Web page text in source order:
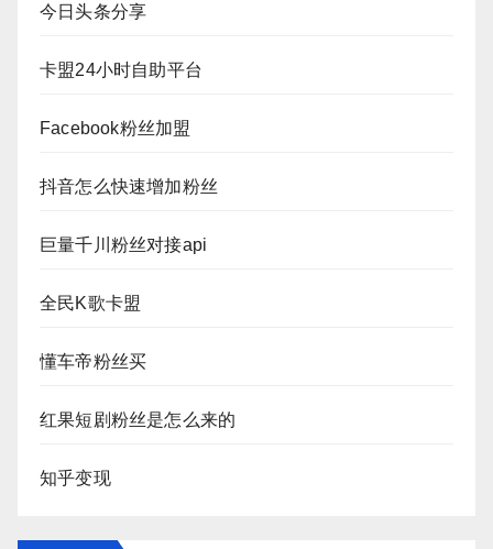
今日头条分享
卡盟24小时自助平台
Facebook粉丝加盟
抖音怎么快速增加粉丝
巨量千川粉丝对接api
全民K歌卡盟
懂车帝粉丝买
红果短剧粉丝是怎么来的
知乎变现